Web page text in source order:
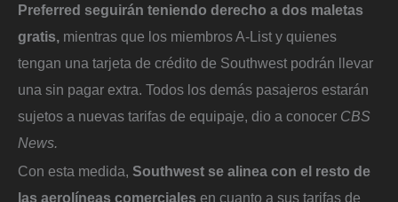
Preferred seguirán teniendo derecho a dos maletas
gratis, mientras que los miembros A-List y quienes
tengan una tarjeta de crédito de Southwest podrán llevar
una sin pagar extra. Todos los demás pasajeros estarán
sujetos a nuevas tarifas de equipaje, dio a conocer CBS
News.
Con esta medida, Southwest se alinea con el resto de
las aerolíneas comerciales en cuanto a sus tarifas de